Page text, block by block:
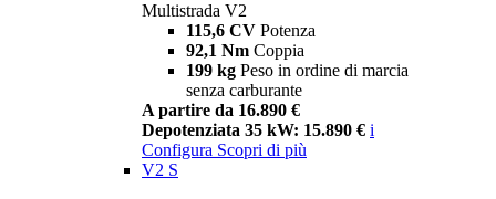
Multistrada V2
115,6 CV Potenza
92,1 Nm Coppia
199 kg Peso in ordine di marcia
senza carburante
A partire da 16.890 €
Depotenziata 35 kW: 15.890 € i
Configura Scopri di più
V2 S